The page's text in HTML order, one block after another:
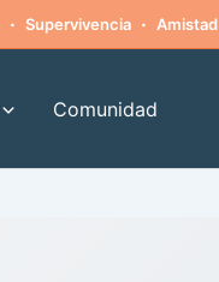
· Supervivencia · Amistad
Comunidad